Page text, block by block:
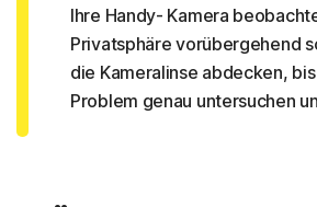
Ihre Handy- Kamera
Privatsphäre vorübergehend
die Kameralinse abdecken,
Problem genau untersuchen